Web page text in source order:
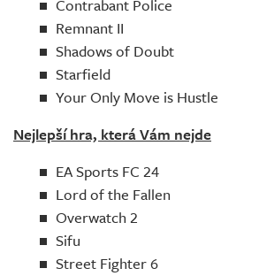
Contrabant Police
Remnant II
Shadows of Doubt
Starfield
Your Only Move is Hustle
Nejlepší hra, která Vám nejde
EA Sports FC 24
Lord of the Fallen
Overwatch 2
Sifu
Street Fighter 6